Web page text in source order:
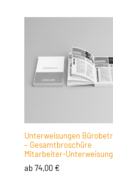
Unterweisungen
– Gesamtbroschüre
Mitarbeiter-
ab74,00 €